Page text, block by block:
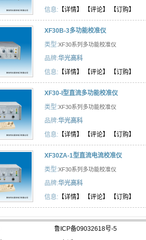
信息: 【详情】 【评论】 【订购】
XF30B-3多功能校准仪
类型:XF30系列多功能校准仪
品牌:华光高科
信息: 【详情】 【评论】 【订购】
XF30-I型直流多功能校准仪
类型:XF30系列多功能校准仪
品牌:华光高科
信息: 【详情】 【评论】 【订购】
XF30ZA-1型直流电流校准仪
类型:XF30系列多功能校准仪
品牌:华光高科
信息: 【详情】 【评论】 【订购】
鲁ICP备09032618号-5